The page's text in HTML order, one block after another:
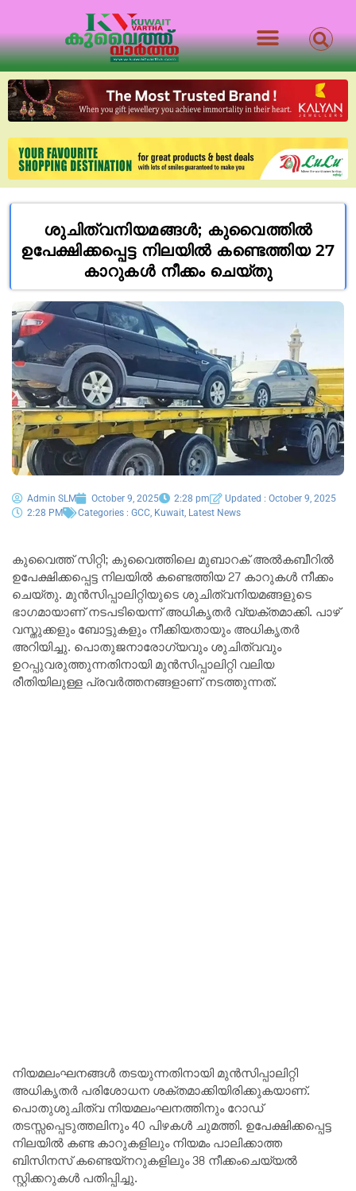
ശുചിത്വനിയമങ്ങൾ; കുവൈത്തിൽ
ഉപേക്ഷിക്കപ്പെട്ട നിലയിൽ കണ്ടെത്തിയ 27
കാറുകൾ നീക്കം ചെയ്തു
Admin SLM October 9, 2025 2:28 pm
Updated : October 9, 2025
2:28 PM
Categories : GCC Kuwait Latest News
കുവൈത്ത് സിറ്റി; കുവൈത്തിലെ മുബാറക് അൽകബീറിൽ
ഉപേക്ഷിക്കപ്പെട്ട നിലയിൽ കണ്ടെത്തിയ 27 കാറുകൾ നീക്കം
ചെയ്തു. മുൻസിപ്പാലിറ്റിയുടെ ശുചിത്വനിയമങ്ങളുടെ
ഭാഗമായാണ് നടപടിയെന്ന് അധികൃതർ വ്യക്തമാക്കി. പാഴ്
വസ്തുക്കളും ബോട്ടുകളും നീക്കിയതായും അധികൃതർ
അറിയിച്ചു. പൊതുജനാരോഗ്യവും ശുചിത്വവും
ഉറപ്പുവരുത്തുന്നതിനായി മുൻസിപ്പാലിറ്റി വലിയ
രീതിയിലുള്ള പ്രവർത്തനങ്ങളാണ് നടത്തുന്നത്.
നിയമലംഘനങ്ങൾ തടയുന്നതിനായി മുൻസിപ്പാലിറ്റി
അധികൃതർ പരിശോധന ശക്തമാക്കിയിരിക്കുകയാണ്.
പൊതുശുചിത്വ നിയമലംഘനത്തിനും റോഡ്
തടസ്സപ്പെടുത്തലിനും 40 പിഴകൾ ചുമത്തി. ഉപേക്ഷിക്കപ്പെട്ട
നിലയിൽ കണ്ട കാറുകളിലും നിയമം പാലിക്കാത്ത
ബിസിനസ് കണ്ടെയ്‌നറുകളിലും 38 നീക്കംചെയ്യൽ
സ്റ്റിക്കറുകൾ പതിപ്പിച്ചു.